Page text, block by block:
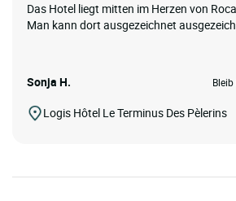
Das Hotel liegt mitten im Herzen von
Man kann dort ausgezeichnet
Sonja H.
Logis Hôtel Le Terminus Des Pèlerins